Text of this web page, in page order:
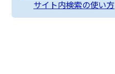
サイト内検索の使い方